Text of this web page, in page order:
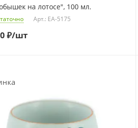
на лотосе", 100 мл.
Арт.: EA-5175
₽/шт